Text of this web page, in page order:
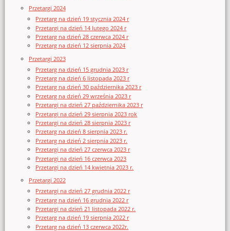
Przetargi 2024
Przetarg na dzień 19 stycznia 2024 r
Przetargi na dzień 14 lutego 2024 r
Przetarg na dzień 28 czerwca 2024 r
Przetarg na dzień 12 sierpnia 2024
Przetargi 2023
Przetarg na dzień 15 grudnia 2023 r
Przetarg na dzień 6 listopada 2023 r
Przetarg na dzień 30 października 2023 r
Przetarg na dzień 29 września 2023 r
Przetargi na dzień 27 października 2023 r
Przetargi na dzień 29 sierpnia 2023 rok
Przetargi na dzień 28 sierpnia 2023 r
Przetarg na dzień 8 sierpnia 2023 r.
Przetarg na dzień 2 sierpnia 2023 r.
Przetargi na dzień 27 czerwca 2023 r
Przetargi na dzień 16 czerwca 2023
Przetargi na dzień 14 kwietnia 2023 r.
Przetargi 2022
Przetargi na dzień 27 grudnia 2022 r
Przetarg na dzień 16 grudnia 2022 r
Przetargi na dzień 21 listopada 2022 r.
Przetarg na dzień 19 sierpnia 2022 r
Przetarg na dzień 13 czerwca 2022r.